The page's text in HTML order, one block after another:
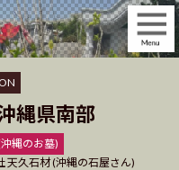
縄県南部
縄のお墓)
天久石材 (沖縄の石屋さん)